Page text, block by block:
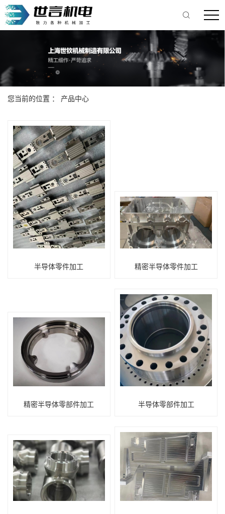
您当前的位置 ： 产品中心
半导体零件加工 精密半导体零件加工
精密半导体零部件加工 半导体零部件加工